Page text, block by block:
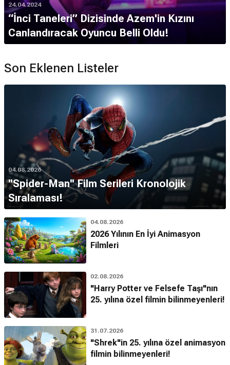
24.04.2024
“İnci Taneleri” Dizisinde Azem'in Kızını
Canlandıracak Oyuncu Belli Oldu!
Son Eklenen Listeler
04.08.2026
''Spider-Man'' Film Serileri Kronolojik
Sıralaması!
04.08.2026
2026 Yılının En İyi Animasyon
Filmleri
02.08.2026
"Harry Potter ve Felsefe Taşı"nın
25. yılına özel filmin bilinmeyenleri!
31.07.2026
"Shrek"in 25. yılına özel animasyon
filmin bilinmeyenleri!